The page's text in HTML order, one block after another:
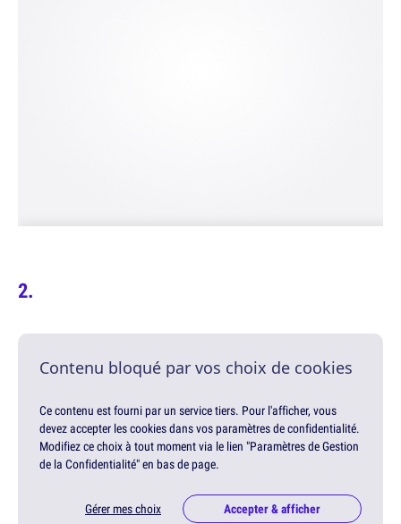
Contenu bloqué par vos choix de cookies
Ce contenu est fourni par un service tiers. Pour l'afficher, vous
devez accepter les cookies dans vos paramètres de confidentialité.
Modifiez ce choix à tout moment via le lien "Paramètres de Gestion
de la Confidentialité" en bas de page.
Gérer mes choix Accepter & afficher